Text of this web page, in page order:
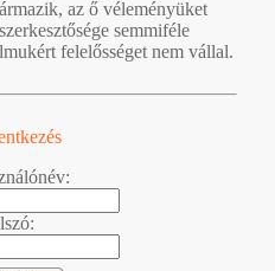
az ő véleményüket
semmiféle
felelősséget nem vállal.